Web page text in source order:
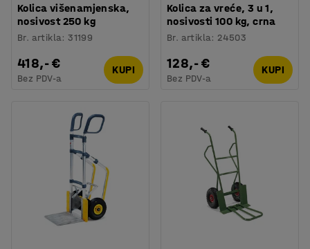
Kolica višenamjenska,
nosivost 250 kg
Br. artikla:31199
418,- €
Bez PDV-a
KUPI
Kolica za vreće, 3 u 1,
nosivosti 100 kg, crna
Br. artikla: 24503
128,- €
Bez PDV-a
KUPI